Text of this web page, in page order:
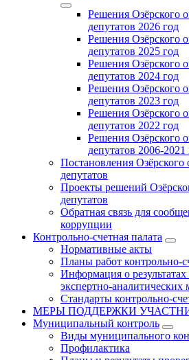
Решения Озёрского
депутатов 2026 год
Решения Озёрского
депутатов 2025 год
Решения Озёрского
депутатов 2024 год
Решения Озёрского
депутатов 2023 год
Решения Озёрского
депутатов 2022 год
Решения Озёрского
депутатов 2006-
Постановления Озёрского
депутатов
Проекты решений
депутатов
Обратная связь для
коррупции
Контрольно-счетная палата
Нормативные акты
Планы работ контрольно-
Информация о
экспертно-аналитических
Стандарты контрольно-
МЕРЫ ПОДДЕРЖКИ
Муниципальный контроль
Виды муниципального
Профилактика